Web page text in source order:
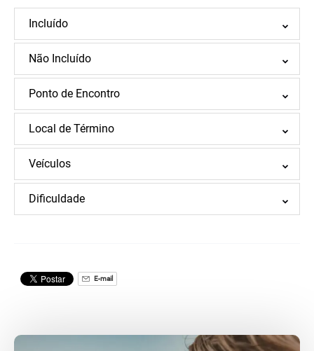
Incluído
Não Incluído
Ponto de Encontro
Local de Término
Veículos
Dificuldade
E-mail